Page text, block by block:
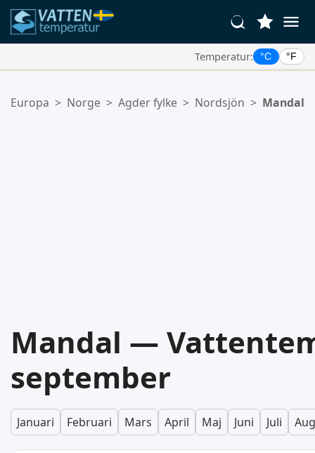
Temperatur: °C °F
Din favoritlista är tom.
Europa > Norge > Agder fylke > Nordsjön > Mandal
Mandal —
september
Januari Februari Mars April Maj Juni Juli